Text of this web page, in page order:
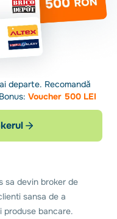
departe. Recomandă
Voucher 500 LEI
sa devin broker de
sansa de a
produse bancare.